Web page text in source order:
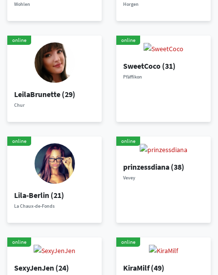
Wohlen Horgen
online
LeilaBrunette (29)
Chur
online
SweetCoco (31)
Pfäffikon
online
Lila-Berlin (21)
La Chaux-de-Fonds
online
prinzessdiana (38)
Vevey
online
SexyJenJen (24)
online
KiraMilf (49)